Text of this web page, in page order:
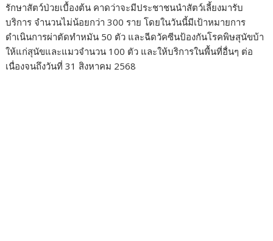
รักษาสัตว์ป่วยเบื้องต้น คาดว่าจะมีประชาชนนำสัตว์เลี้ยงมารับ
บริการ จำนวนไม่น้อยกว่า 300 ราย โดยในวันนี้มีเป้าหมายการ
ดำเนินการผ่าตัดทำหมัน 50 ตัว และฉีดวัคซีนป้องกันโรคพิษสุนัขบ้า
ให้แก่สุนัขและแมวจำนวน 100 ตัว และให้บริการในพื้นที่อื่นๆ ต่อ
เนื่องจนถึงวันที่ 31 สิงหาคม 2568